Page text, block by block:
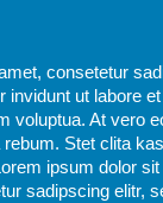
consetetur
invidunt ut labore
voluptua. At vero
Stet clita
ipsum dolor
sadipscing elitr,